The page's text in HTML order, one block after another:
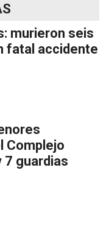
murieron seis
fatal accidente
Complejo
7 guardias